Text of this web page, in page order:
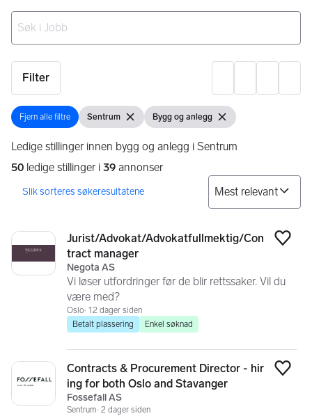
Filter
Fjern alle filtre
Fjern alle filtre Vis filter
Sentrum Fjern filterVis filter
Bygg og anlegg Fjern filter
Ledige stillinger innen bygg og anlegg i Sentrum
50 ledige stillinger i 39 annonser
Søkeresultater
Jurist/Advokat/Advokatfullmektig/Con
tract manager
Negota AS
Vi løser utfordringer før de blir rettssaker. Vil du
være med?
Oslo 12 dager siden
Betalt plassering
Enkel søknad
Contracts & Procurement Director - hir
ing for both Oslo and Stavanger
Fossefall AS
Sentrum 2 dager siden